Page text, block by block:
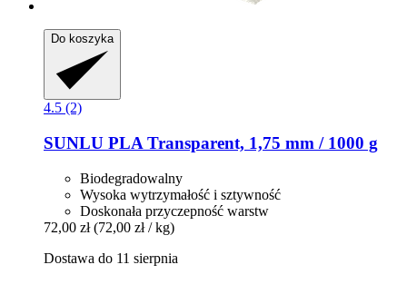
Do koszyka
4.5 (2)
SUNLU PLA Transparent, 1,75 mm / 1000 g
Biodegradowalny
Wysoka wytrzymałość i sztywność
Doskonała przyczepność warstw
72,00 zł (72,00 zł / kg)
Dostawa do 11 sierpnia